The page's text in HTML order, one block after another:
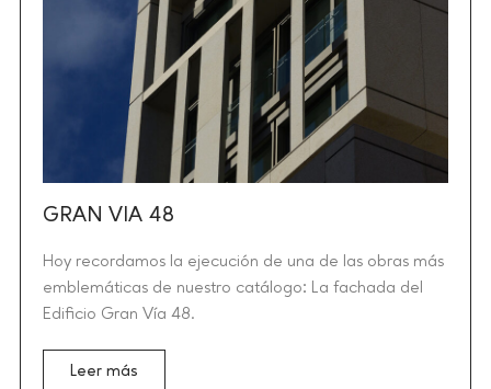
GRAN VIA 48
Hoy recordamos la ejecución de una de las obras más
emblemáticas de nuestro catálogo: La fachada del
Edificio Gran Vía 48.
Leer más